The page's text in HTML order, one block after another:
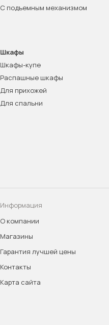
С подъемным механизмом
Шкафы
Шкафы-купе
Распашные шкафы
Для прихожей
Для спальни
Информация
О компании
Магазины
Гарантия лучшей цены
Контакты
Карта сайта